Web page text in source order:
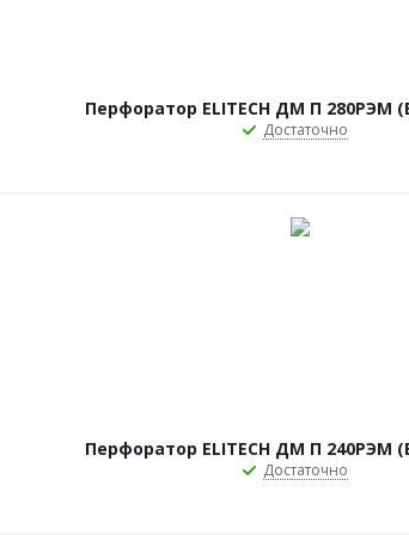
Перфоратор ELITECH ДМ П 280РЭМ
Достаточно
Перфоратор ELITECH ДМ П 240РЭМ
Достаточно